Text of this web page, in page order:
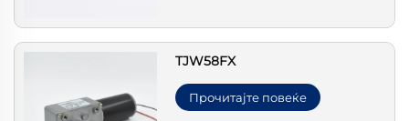
TJW58FX
Прочитајте повеќе